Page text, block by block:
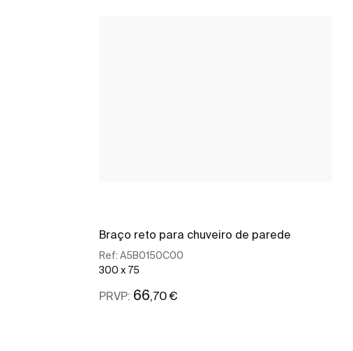
Braço reto para chuveiro de parede
Ref: A5B0150C00
300 x 75
PRVP: 66 ,70 €